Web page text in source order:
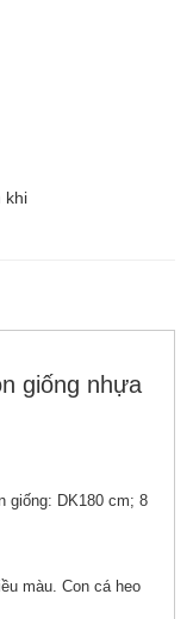
khi
giống nhựa
giống: DK180 cm; 8
màu. Con cá heo